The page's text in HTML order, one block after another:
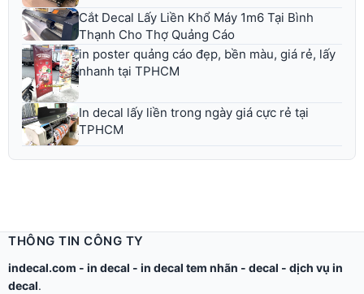
Cắt Decal Lấy Liền Khổ Máy 1m6 Tại Bình
Thạnh Cho Thợ Quảng Cáo
in poster quảng cáo đẹp, bền màu, giá rẻ, lấy
nhanh tại TPHCM
In decal lấy liền trong ngày giá cực rẻ tại
TPHCM
THÔNG TIN CÔNG TY
indecal.com - in decal - in decal tem nhãn - decal - dịch vụ in
decal.